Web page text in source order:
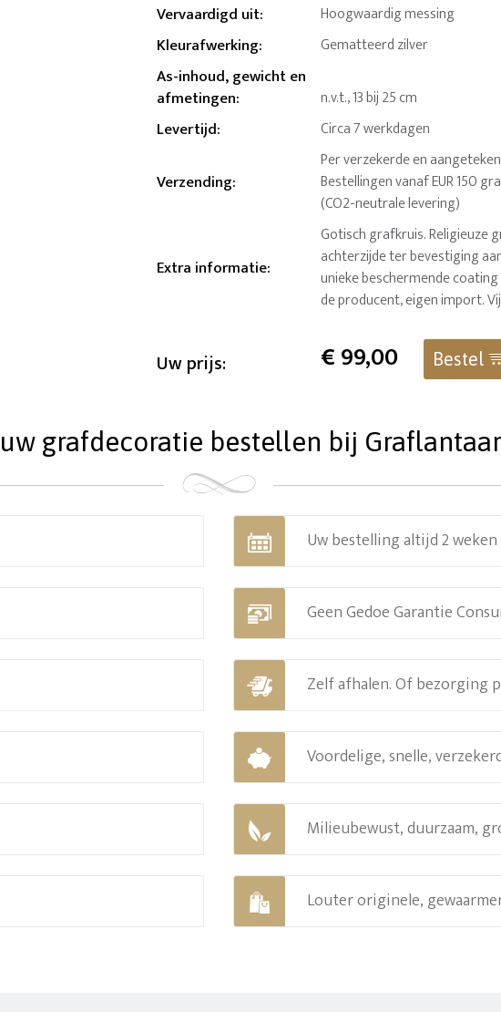
Vervaardigd uit: Hoogwaardig messing
Kleurafwerking: Gematteerd zilver
As-inhoud, gewicht en
afmetingen: n.v.t., 13 bij 25 cm
Levertijd: Circa 7 werkdagen
Verzending:
Per verzekerde en
Bestellingen vanaf EUR 150
(CO2-neutrale levering)
Extra informatie:
Gotisch grafkruis. Religieuze
achterzijde ter bevestiging
unieke beschermende
de producent, eigen import.
Uw prijs: €99,00 Bestel
grafdecoratie bestellen bij
Uw bestelling altijd 2
Geen Gedoe Garantie
Zelf afhalen. Of bezorging
Voordelige, snelle,
Milieubewust, duurzaam,
Louter originele,